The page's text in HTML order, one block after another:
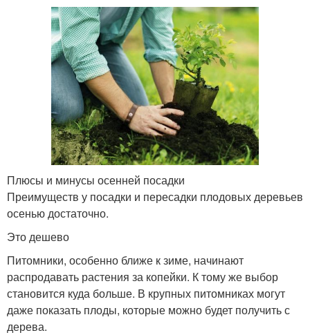
Плюсы и минусы осенней посадки
Преимуществ у посадки и пересадки плодовых деревьев
осенью достаточно.
Это дешево
Питомники, особенно ближе к зиме, начинают
распродавать растения за копейки. К тому же выбор
становится куда больше. В крупных питомниках могут
даже показать плоды, которые можно будет получить с
дерева.